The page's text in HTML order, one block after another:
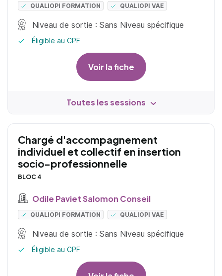
QUALIOPI FORMATION QUALIOPI VAE
Niveau de sortie : Sans Niveau spécifique
Éligible au CPF
Voir la fiche
Toutes les sessions
Chargé d'accompagnement
individuel et collectif en insertion
socio-professionnelle
BLOC 4
Odile Paviet Salomon Conseil
QUALIOPI FORMATION QUALIOPI VAE
Niveau de sortie : Sans Niveau spécifique
Éligible au CPF